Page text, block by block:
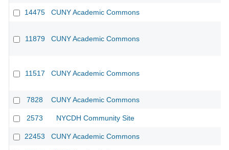
14475 CUNY Academic Commons
11879 CUNY Academic Commons
11517 CUNY Academic Commons
7828 CUNY Academic Commons
2573 NYCDH Community Site
22453 CUNY Academic Commons